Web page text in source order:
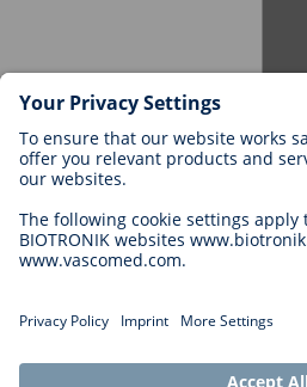
Karriere bei BIOTRONIK
Einstieg
Bewerbung
Karrierechancen
Cookie-Einstellungen